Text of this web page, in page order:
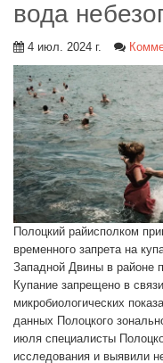
вода
4 июл. 2024 г.
Полоцкий райисполком
временного запрета на
Западной Двины в районе
Купание запрещено в
микробиологических
данных Полоцкого
июля специалисты
исследования и выявили